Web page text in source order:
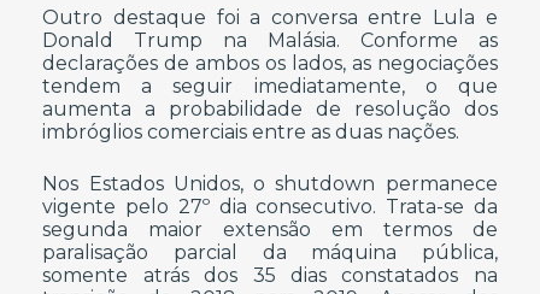
Outro destaque foi a conversa entre Lula e
Donald Trump na Malásia. Conforme as
declarações de ambos os lados, as negociações
tendem a seguir imediatamente, o que
aumenta a probabilidade de resolução dos
imbróglios comerciais entre as duas nações.
Nos Estados Unidos, o shutdown permanece
vigente pelo 27º dia consecutivo. Trata-se da
segunda maior extensão em termos de
paralisação parcial da máquina pública,
somente atrás dos 35 dias constatados na